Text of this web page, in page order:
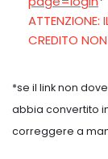
ATTENZIONE:
CREDITO
*se il link non
abbia convertito
correggere a